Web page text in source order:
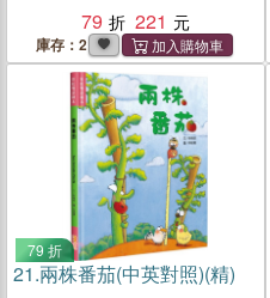
79 221
庫存：2
79 折
21.兩株番茄(中英對照)(精)